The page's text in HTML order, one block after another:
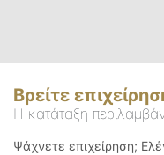
Βρείτε
Η κατάταξη
Ψάχνετε επιχείρηση;